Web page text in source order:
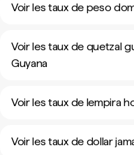
Voir les taux de peso
Voir les taux de quetzal
Guyana
Voir les taux de lempira
Voir les taux de dollar